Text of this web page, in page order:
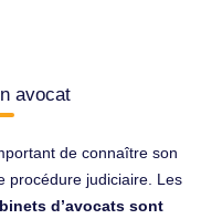
avocat
de connaître son
procédure judiciaire. Les
d’avocats sont